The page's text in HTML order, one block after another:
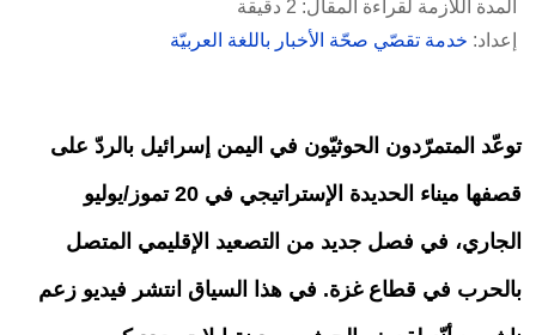
المدة اللازمة لقراءة المقال: 2 دقيقة
إعداد: خدمة تقصّي صحّة الأخبار باللغة العربيّة
توعّد المتمرّدون الحوثيّون في اليمن إسرائيل بالردّ على
قصفها ميناء الحديدة الإستراتيجي في 20 تموز/يوليو
الجاري، في فصل جديد من التصعيد الإقليمي المتصل
بالحرب في قطاع غزة. في هذا السياق انتشر فيديو زعم